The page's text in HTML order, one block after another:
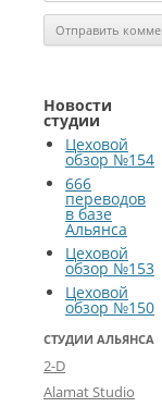
Новости
студии
Цеховой
обзор №154
666
переводов
в базе
Альянса
Цеховой
обзор №153
Цеховой
обзор №150
СТУДИИ АЛЬЯНСА
2-D
Alamat Studio